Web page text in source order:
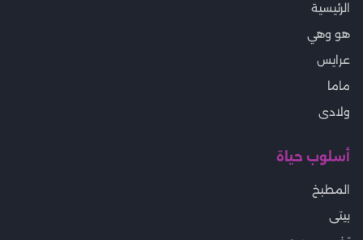
الرئيسية
هو وهي
عرايس
ماما
ولادى
أسلوب حياة
المطبخ
بيتى